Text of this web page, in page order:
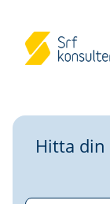
Hitta din